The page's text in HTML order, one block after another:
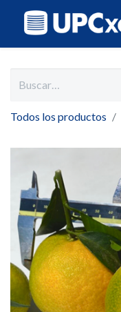
Todos los productos